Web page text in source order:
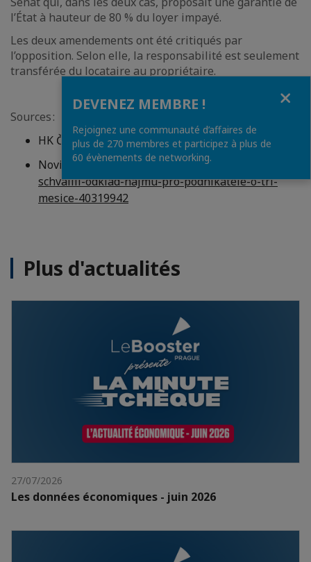
l’État à hauteur de 80 % du loyer impayé.
Les deux amendements ont été critiqués par
l’opposition. Selon elle, la responsabilité est seulement
transférée du locataire au propriétaire.
Sources :
HK ČR,https://www.komora.cz/koronavirus/
Novinky.cz,https://www.novinky.cz/domaci/clanek/
schvalili-odklad-najmu-pro-podnikatele-o-tri-
mesice-40319942
Plus d'actualités
27/07/2026
Les données économiques - juin 2026
DEVENEZ MEMBRE !
Rejoignez une communauté d’affaires de
plus de 270 membres et participez à plus de
60 évènements de networking.